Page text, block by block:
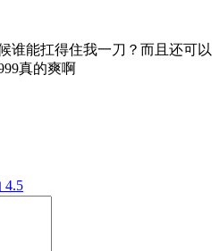
谁能扛得住我一刀？而且还可以
真的爽啊
4.5